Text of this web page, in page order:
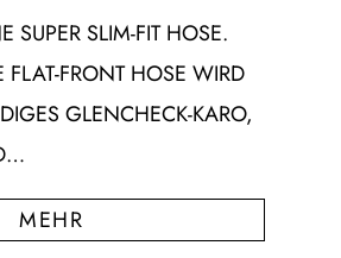
SUPER SLIM-FIT HOSE.
FLAT-FRONT HOSE WIRD
GLENCHECK-KARO,
MEHR